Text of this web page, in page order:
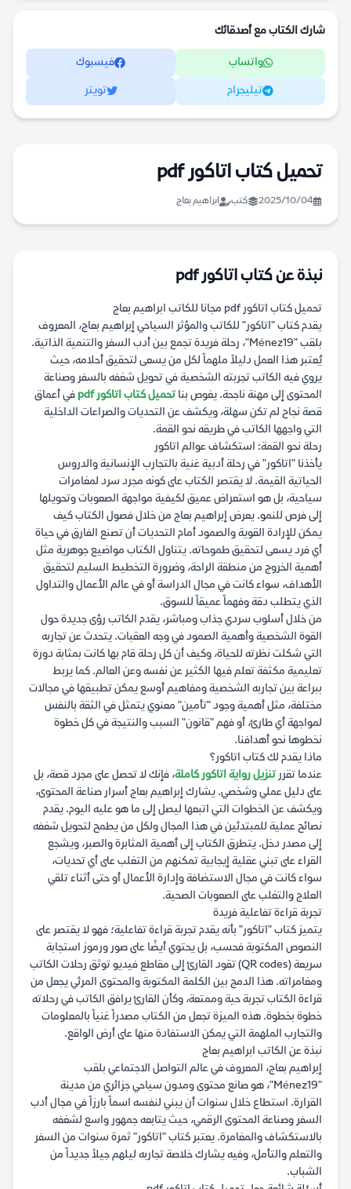
شارك الكتاب مع أصدقائك
واتساب فيسبوك
تيليجرام تويتر
تحميل كتاب اتاكور pdf
2025/10/04 كتب ابراهيم بعاج
نبذة عن كتاب اتاكور pdf
تحميل كتاب اتاكور pdf مجانا للكاتب ابراهيم بعاج
يقدم كتاب "اتاكور" للكاتب والمؤثر السياحي إبراهيم بعاج، المعروف
بلقب "Ménez19"، رحلة فريدة تجمع بين أدب السفر والتنمية الذاتية.
يُعتبر هذا العمل دليلاً ملهماً لكل من يسعى لتحقيق أحلامه، حيث
يروي فيه الكاتب تجربته الشخصية في تحويل شغفه بالسفر وصناعة
المحتوى إلى مهنة ناجحة. يغوص بناتحميل كتاب اتاكور pdf
في أعماق
قصة نجاح لم تكن سهلة، ويكشف عن التحديات والصراعات الداخلية
التي واجهها الكاتب في طريقه نحو القمة.
رحلة نحو القمة: استكشاف عوالم اتاكور
يأخذنا "اتاكور" في رحلة أدبية غنية بالتجارب الإنسانية والدروس
الحياتية القيمة. لا يقتصر الكتاب على كونه مجرد سرد لمغامرات
سياحية، بل هو استعراض عميق لكيفية مواجهة الصعوبات وتحويلها
إلى فرص للنمو. يعرض إبراهيم بعاج من خلال فصول الكتاب كيف
يمكن للإرادة القوية والصمود أمام التحديات أن تصنع الفارق في حياة
أي فرد يسعى لتحقيق طموحاته. يتناول الكتاب مواضيع جوهرية مثل
أهمية الخروج من منطقة الراحة، وضرورة التخطيط السليم لتحقيق
الأهداف، سواء كانت في مجال الدراسة أو في عالم الأعمال والتداول
الذي يتطلب دقة وفهماً عميقاً للسوق.
من خلال أسلوب سردي جذاب ومباشر، يقدم الكاتب رؤى جديدة حول
القوة الشخصية وأهمية الصمود في وجه العقبات. يتحدث عن تجاربه
التي شكلت نظرته للحياة، وكيف أن كل رحلة قام بها كانت بمثابة دورة
تعليمية مكثفة تعلم فيها الكثير عن نفسه وعن العالم. كما يربط
ببراعة بين تجاربه الشخصية ومفاهيم أوسع يمكن تطبيقها في مجالات
مختلفة، مثل أهمية وجود "تأمين" معنوي يتمثل في الثقة بالنفس
لمواجهة أي طارئ، أو فهم "قانون" السبب والنتيجة في كل خطوة
نخطوها نحو أهدافنا.
ماذا يقدم لك كتاب اتاكور؟
عندما تقررتنزيل رواية اتاكور كاملة، فإنك لا تحصل على مجرد قصة، بل
على دليل عملي وشخصي. يشارك إبراهيم بعاج أسرار صناعة المحتوى،
ويكشف عن الخطوات التي اتبعها ليصل إلى ما هو عليه اليوم. يقدم
نصائح عملية للمبتدئين في هذا المجال ولكل من يطمح لتحويل شغفه
إلى مصدر دخل. يتطرق الكتاب إلى أهمية المثابرة والصبر، ويشجع
القراء على تبني عقلية إيجابية تمكنهم من التغلب على أي تحديات،
سواء كانت في مجال الاستضافة وإدارة الأعمال أو حتى أثناء تلقي
العلاج والتغلب على الصعوبات الصحية.
تجربة قراءة تفاعلية فريدة
يتميز كتاب "اتاكور" بأنه يقدم تجربة قراءة تفاعلية؛ فهو لا يقتصر على
النصوص المكتوبة فحسب، بل يحتوي أيضًا على صور ورموز استجابة
سريعة (QR codes) تقود القارئ إلى مقاطع فيديو توثق رحلات الكاتب
ومغامراته. هذا الدمج بين الكلمة المكتوبة والمحتوى المرئي يجعل من
قراءة الكتاب تجربة حية وممتعة، وكأن القارئ يرافق الكاتب في رحلاته
خطوة بخطوة. هذه الميزة تجعل من الكتاب مصدراً غنياً بالمعلومات
والتجارب الملهمة التي يمكن الاستفادة منها على أرض الواقع.
نبذة عن الكاتب ابراهيم بعاج
إبراهيم بعاج، المعروف في عالم التواصل الاجتماعي بلقب
"Ménez19"، هو صانع محتوى ومدون سياحي جزائري من مدينة
القرارة. استطاع خلال سنوات أن يبني لنفسه اسماً بارزاً في مجال أدب
السفر وصناعة المحتوى الرقمي، حيث يتابعه جمهور واسع لشغفه
بالاستكشاف والمغامرة. يعتبر كتاب "اتاكور" ثمرة سنوات من السفر
والتعلم والتأمل، وفيه يشارك خلاصة تجاربه ليلهم جيلاً جديداً من
الشباب.